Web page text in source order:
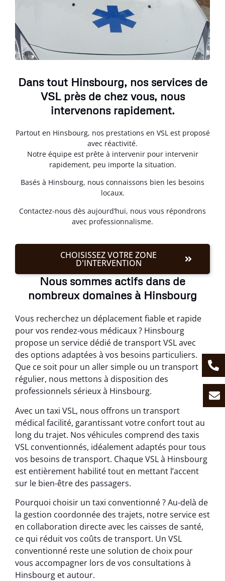
Dans tout Hinsbourg, nos services de
VSL près de chez vous, nous
intervenons rapidement.
Partout en Hinsbourg, nos prestations en VSL est proposé
avec réactivité.
Notre équipe est prête à intervenir pour intervenir
rapidement, peu importe la situation.
Basés à Hinsbourg, nous connaissons bien les besoins
locaux.
Contactez-nous dès aujourd’hui, nous vous répondrons
avec professionnalisme.
CHOISISSEZ VOTRE ZONE
D'INTERVENTION
Nous sommes actifs dans de
nombreux domaines à Hinsbourg
Vous recherchez un déplacement fiable et rapide
pour vos rendez-vous médicaux ? Hinsbourg
propose un service dédié de transport VSL avec
des options adaptées à vos besoins particuliers.
Que ce soit pour un aller simple ou un transport
régulier, nous mettons à disposition des
professionnels sérieux à Hinsbourg.
Avec un taxi VSL, nous offrons un transport
médical facilité, garantissant votre confort tout au
long du trajet. Nos véhicules comprend des taxis
VSL conventionnés, idéalement adaptés pour tous
vos besoins de transport. Chaque VSL à Hinsbourg
est entièrement habilité tout en mettant l’accent
sur le bien-être des passagers.
Pourquoi choisir un taxi conventionné ? Au-delà de
la gestion coordonnée des trajets, notre service est
en collaboration directe avec les caisses de santé,
ce qui réduit vos coûts de transport. Un VSL
conventionné reste une solution de choix pour
vous accompagner lors de vos consultations à
Hinsbourg et autour.